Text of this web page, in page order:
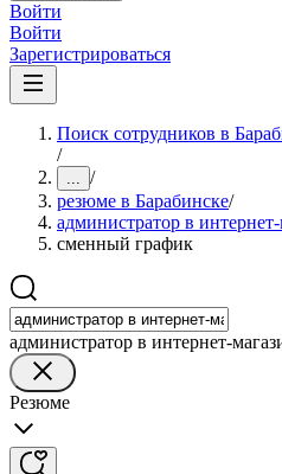
Войти
Войти
Зарегистрироваться
Поиск сотрудников в
/
... /
резюме в Барабинске/
администратор в
сменный график
администратор в интернет-
Резюме